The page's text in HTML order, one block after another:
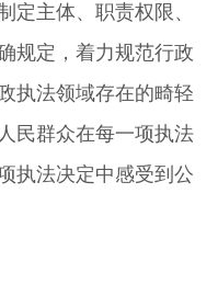
定主体、职责权限、
规定，着力规范行政
执法领域存在的畸轻
民群众在每一项执法
执法决定中感受到公